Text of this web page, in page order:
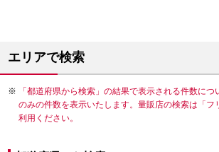
エリアで検索
「都道府県から検索」の結果で表示される件数に
のみの件数を表示いたします。量販店の検索は「フ
利用ください。